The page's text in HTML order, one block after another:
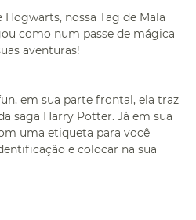
nossa Tag de Mala
como num passe de mágica
aventuras!
em sua parte frontal, ela traz
saga Harry Potter. Já em sua
uma etiqueta para você
e colocar na sua